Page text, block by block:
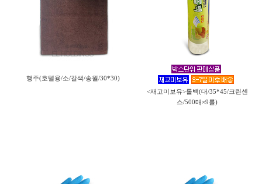
행주(호텔용/소/갈색/송월/30*30)
<재고미보유>롤백(대/35*45/크린센
스/500매×9롤)